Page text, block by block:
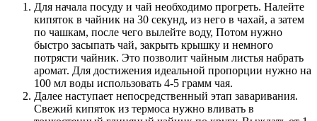
Для начала посуду и чай необходимо прогреть. Налейте
кипяток в чайник на 30 секунд, из него в чахай, а затем
по чашкам, после чего вылейте воду, Потом нужно
быстро засыпать чай, закрыть крышку и немного
потрясти чайник. Это позволит чайным листья набрать
аромат. Для достижения идеальной пропорции нужно на
100 мл воды использовать 4-5 грамм чая.
Далее наступает непосредственный этап заваривания.
Свежий кипяток из термоса нужно вливать в